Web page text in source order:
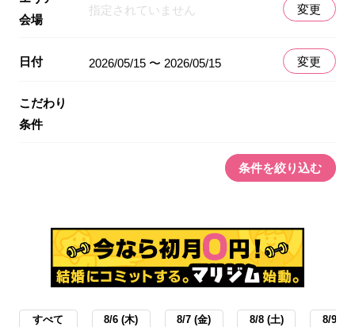
会場
指定されていません 変更
日付 2026/05/15 〜 2026/05/15 変更
こだわり
条件
条件を絞り込む
すべて 8/6 (木) 8/7 (金) 8/8 (土) 8/9 (日